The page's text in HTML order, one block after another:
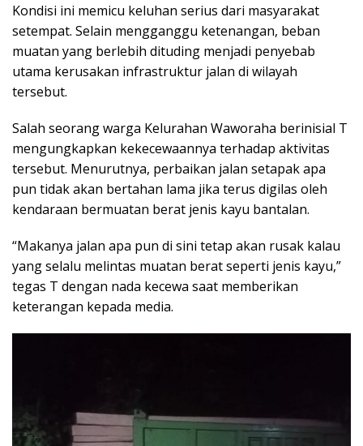
Kondisi ini memicu keluhan serius dari masyarakat
setempat. Selain mengganggu ketenangan, beban
muatan yang berlebih dituding menjadi penyebab
utama kerusakan infrastruktur jalan di wilayah
tersebut.
Salah seorang warga Kelurahan Waworaha berinisial T
mengungkapkan kekecewaannya terhadap aktivitas
tersebut. Menurutnya, perbaikan jalan setapak apa
pun tidak akan bertahan lama jika terus digilas oleh
kendaraan bermuatan berat jenis kayu bantalan.
“Makanya jalan apa pun di sini tetap akan rusak kalau
yang selalu melintas muatan berat seperti jenis kayu,”
tegas T dengan nada kecewa saat memberikan
keterangan kepada media.